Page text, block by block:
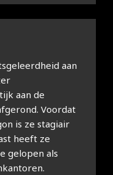
aan
aan de
Voordat
is ze stagiair
heeft ze
gelopen als